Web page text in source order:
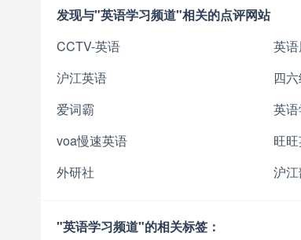
发现与"英语学习频道"相关的点评网站
CCTV-英语
英
沪江英语
四
爱词霸
英
voa慢速英语
旺
外研社
沪
"英语学习频道"的相关标签：